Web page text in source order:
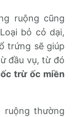
ruộng cũng
bỏ cỏ dại,
trứng sẽ giúp
đầu vụ, từ đó
trừ ốc miền
ruộng thường